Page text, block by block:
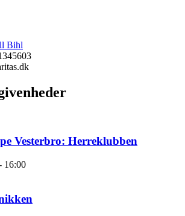
Bihl
Vesterbro: Herreklubben
16:00